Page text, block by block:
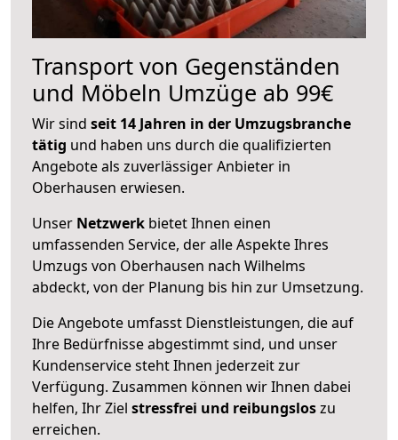
Transport von Gegenständen
und Möbeln Umzüge ab 99€
Wir sind seit 14 Jahren in der Umzugsbranche
tätig und haben uns durch die qualifizierten
Angebote als zuverlässiger Anbieter in
Oberhausen erwiesen.
Unser Netzwerk bietet Ihnen einen
umfassenden Service, der alle Aspekte Ihres
Umzugs von Oberhausen nach Wilhelms
abdeckt, von der Planung bis hin zur Umsetzung.
Die Angebote umfasst Dienstleistungen, die auf
Ihre Bedürfnisse abgestimmt sind, und unser
Kundenservice steht Ihnen jederzeit zur
Verfügung. Zusammen können wir Ihnen dabei
helfen, Ihr Ziel stressfrei und reibungsloszu
erreichen.